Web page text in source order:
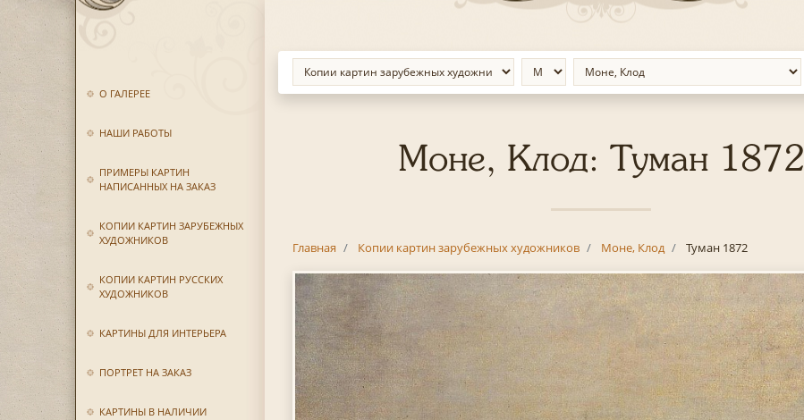
О ГАЛЕРЕЕ
НАШИ РАБОТЫ
ПРИМЕРЫ КАРТИН
НАПИСАННЫХ НА ЗАКАЗ
КОПИИ КАРТИН ЗАРУБЕЖНЫХ
ХУДОЖНИКОВ
КОПИИ КАРТИН РУССКИХ
ХУДОЖНИКОВ
КАРТИНЫ ДЛЯ ИНТЕРЬЕРА
ПОРТРЕТ НА ЗАКАЗ
КАРТИНЫ В НАЛИЧИИ
Моне, Клод: Туман 1872
Главная Копии картин зарубежных художников Моне, Клод Туман 1872